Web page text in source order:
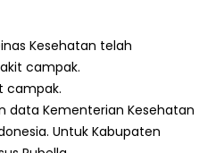
Kesehatan telah
campak.
campak.
data Kementerian Kesehatan
Untuk Kabupaten